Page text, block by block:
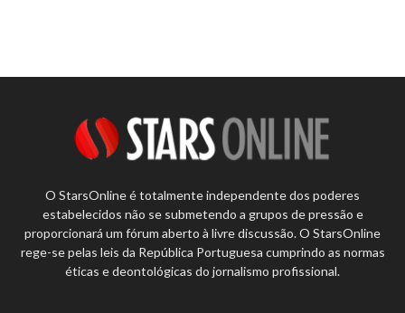
O StarsOnline é totalmente independente dos poderes
estabelecidos não se submetendo a grupos de pressão e
proporcionará um fórum aberto à livre discussão. O StarsOnline
rege-se pelas leis da República Portuguesa cumprindo as normas
éticas e deontológicas do jornalismo profissional.